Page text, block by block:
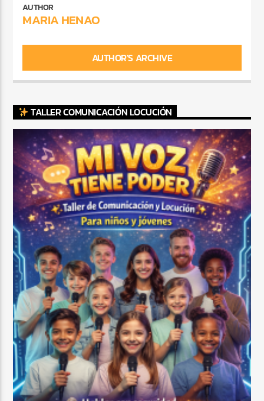
AUTHOR
MARIA HENAO
AUTHOR'S ARCHIVE
TALLER COMUNICACIÓN LOCUCIÓN